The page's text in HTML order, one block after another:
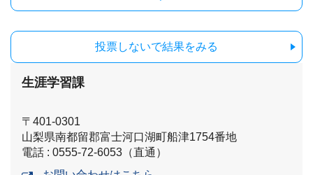
投票しないで結果をみる
生涯学習課
〒401-0301
山梨県南都留郡富士河口湖町船津1754番地
電話 : 0555-72-6053（直通）